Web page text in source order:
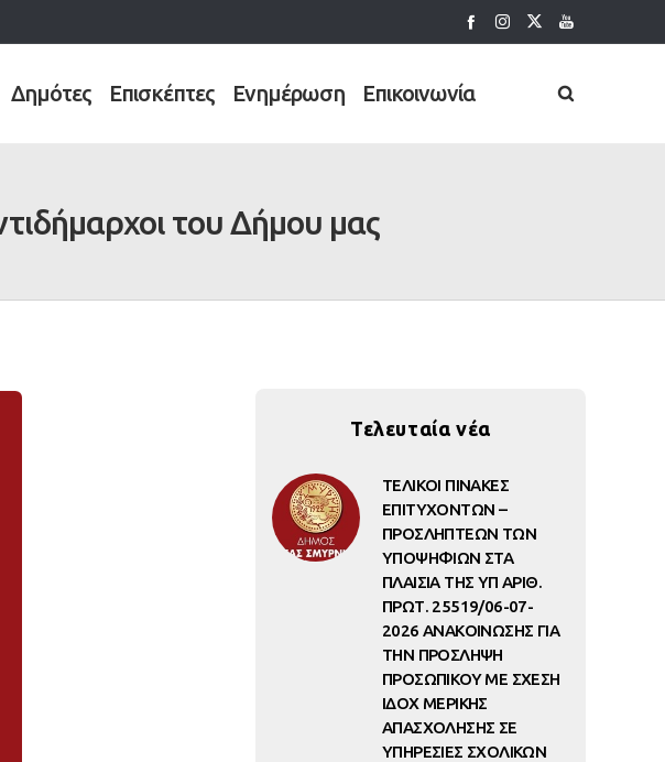
Δημότες Επισκέπτες Ενημέρωση Επικοινωνία
του Δήμου μας
Τελευταία νέα
ΤΕΛΙΚΟΙ ΠΙΝΑΚΕΣ
ΕΠΙΤΥΧΟΝΤΩΝ –
ΠΡΟΣΛΗΠΤΕΩΝ ΤΩΝ
ΥΠΟΨΗΦΙΩΝ ΣΤΑ
ΠΛΑΙΣΙΑ ΤΗΣ ΥΠ ΑΡΙΘ.
ΠΡΩΤ. 25519/06-07-
2026 ΑΝΑΚΟΙΝΩΣΗΣ ΓΙΑ
ΤΗΝ ΠΡΟΣΛΗΨΗ
ΠΡΟΣΩΠΙΚΟΥ ΜΕ ΣΧΕΣΗ
ΙΔΟΧ ΜΕΡΙΚΗΣ
ΑΠΑΣΧΟΛΗΣΗΣ ΣΕ
ΥΠΗΡΕΣΙΕΣ ΣΧΟΛΙΚΩΝ